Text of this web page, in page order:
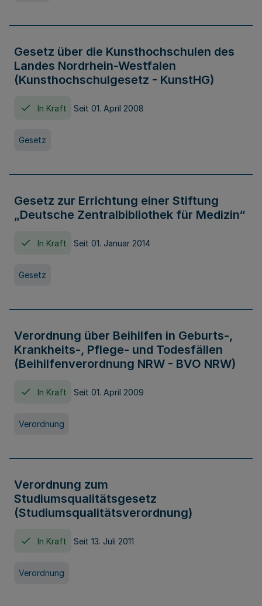
Gesetz über die Kunsthochschulen des
Landes Nordrhein-Westfalen
(Kunsthochschulgesetz - KunstHG)
In Kraft Seit 01. April 2008
Gesetz
Gesetz zur Errichtung einer Stiftung
„Deutsche Zentralbibliothek für Medizin“
In Kraft Seit 01. Januar 2014
Gesetz
Verordnung über Beihilfen in Geburts-,
Krankheits-, Pflege- und Todesfällen
(Beihilfenverordnung NRW - BVO NRW)
In Kraft Seit 01. April 2009
Verordnung
Verordnung zum
Studiumsqualitätsgesetz
(Studiumsqualitätsverordnung)
In Kraft Seit 13. Juli 2011
Verordnung